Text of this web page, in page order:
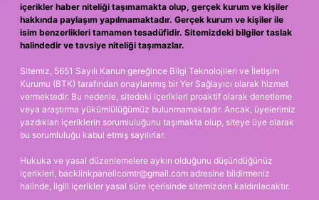
içerikler haber niteliği taşımamakta olup, gerçek kurum ve kişiler
hakkında paylaşım yapılmamaktadır. Gerçek kurum ve kişiler ile
isim benzerlikleri tamamen tesadüfidir. Sitemizdeki bilgiler taslak
halindedir ve tavsiye niteliği taşımazlar.
Sitemiz, 5651 Sayılı Kanun gereğince Bilgi Teknolojileri ve İletişim
Kurumu (BTK) tarafından onaylanmış bir Yer Sağlayıcı olarak hizmet
vermektedir. Bu nedenle, sitedeki içerikleri proaktif olarak denetleme
veya araştırma yükümlülüğümüz bulunmamaktadır. Ancak, üyelerimiz
yazdıkları içeriklerin sorumluluğunu taşımakta olup, siteye üye olarak
bu sorumluluğu kabul etmiş sayılırlar.
Hukuka ve yasal düzenlemelere aykırı olduğunu düşündüğünüz
içerikleri, backlinkpanelicomtr@gmail.com adresine bildirmeniz
halinde, ilgili içerikler yasal süre içerisinde sitemizden kaldırılacaktır.